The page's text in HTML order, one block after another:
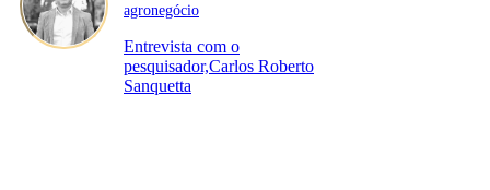
agronegócio
Entrevista com o
pesquisador,Carlos Roberto
Sanquetta